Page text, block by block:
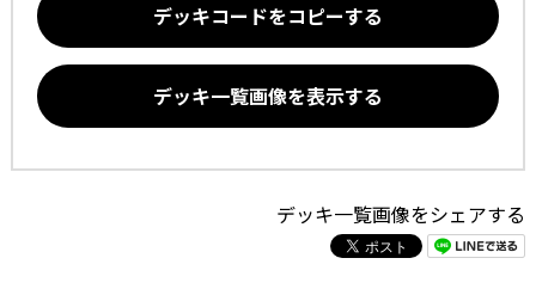
デッキコードをコピーする
デッキ一覧画像を表示する
デッキ一覧画像をシェアする